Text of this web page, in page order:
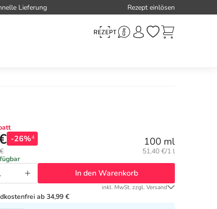
Lieferung Rezept einlösen
-26%4 100 ml
Grundpreis:
51,40 €/1 l
In den Warenkorb
inkl. MwSt. zzgl. Versand
ab 34,99 €